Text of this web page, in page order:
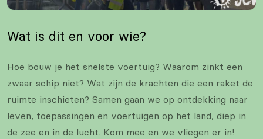
Wat is dit en voor wie?
Hoe bouw je het snelste voertuig? Waarom zinkt een
zwaar schip niet? Wat zijn de krachten die een raket de
ruimte inschieten? Samen gaan we op ontdekking naar
leven, toepassingen en voertuigen op het land, diep in
de zee en in de lucht. Kom mee en we vliegen er in!